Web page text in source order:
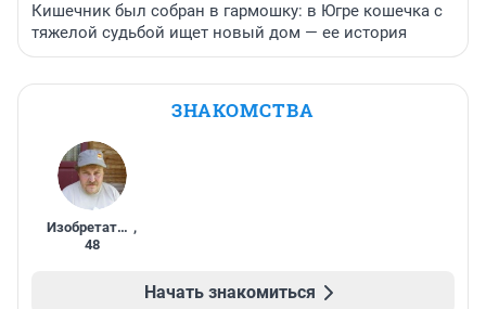
Кишечник был собран в гармошку: в Югре кошечка с
тяжелой судьбой ищет новый дом — ее история
ЗНАКОМСТВА
Изобретатель ,
48
Начать знакомиться